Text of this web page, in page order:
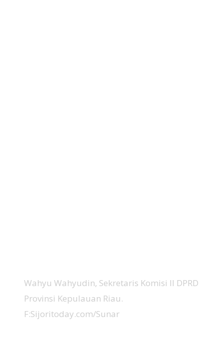
Wahyu Wahyudin, Sekretaris Komisi II DPRD
Provinsi Kepulauan Riau.
F:Sijoritoday.com/Sunar